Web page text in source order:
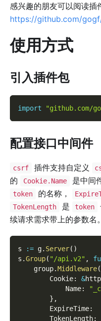
感兴趣的朋友可以阅读插
https://github.com/
使用方式
引入插件包
import "github.com/
配置接口中间件
csrf 插件支持自定义
的
Cookie.Name 是中间
token 的名称，
TokenLength 是 token
续请求需求带上的参数名。
s := g. Server( )
s .Group( "/api.v2" ,
    group
.Middleware(
        Cookie
: &http
            Name
:
} ,
        ExpireTime
:
        TokenLength
: